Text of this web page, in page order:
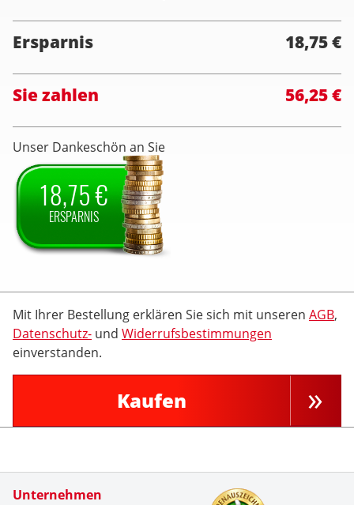
Ersparnis 18,75 €
Sie zahlen 56,25 €
Unser Dankeschön an Sie
18,75 €
ERSPARNIS
Mit Ihrer Bestellung erklären Sie sich mit unseren AGB,
Datenschutz- und Widerrufsbestimmungen
einverstanden.
Kaufen
Unternehmen
Zertifikate